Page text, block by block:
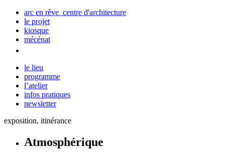
arc en rêve centre d'architecture
le projet
kiosque
mécénat
le lieu
programme
l’atelier
infos pratiques
newsletter
exposition, itinérance
Atmosphérique